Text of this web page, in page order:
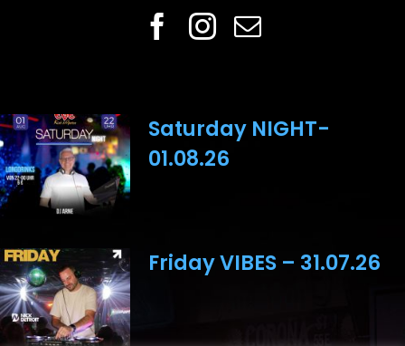
Saturday NIGHT-
01.08.26
Friday VIBES – 31.07.26